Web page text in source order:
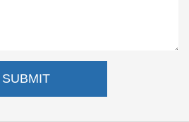
SUBMIT